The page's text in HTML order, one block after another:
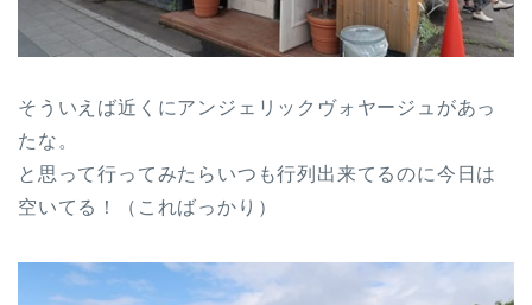
そういえば近くにアンジェリックヴォヤージュがあっ
たな。
と思って行ってみたらいつも行列出来てるのに今日は
空いてる！（こればっかり）